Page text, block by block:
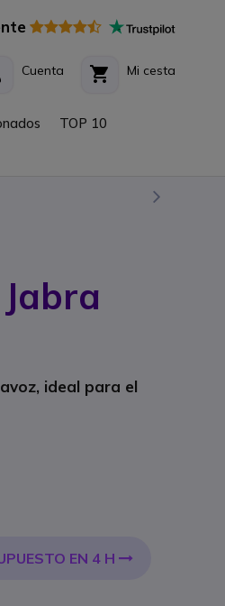
Mi cesta
Cuenta
TOP 10
ideal para el
EN 4 H